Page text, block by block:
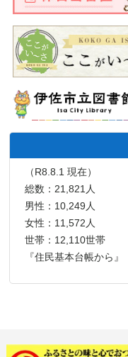
（R8.8.1 現在）
総数：21,821人
男性：10,249人
女性：11,572人
世帯：12,110世帯
『住民基本台帳から』